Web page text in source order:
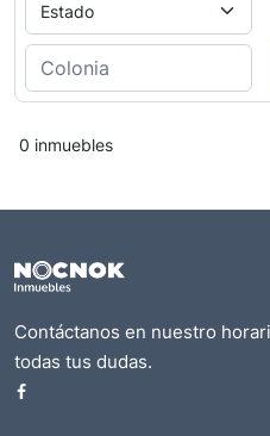
0 inmuebles
Contáctanos en nuestro
todas tus dudas.